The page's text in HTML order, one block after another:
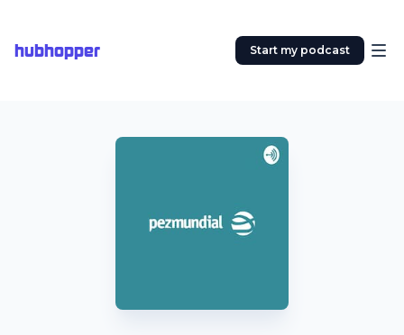
hubhopper Start my podcast